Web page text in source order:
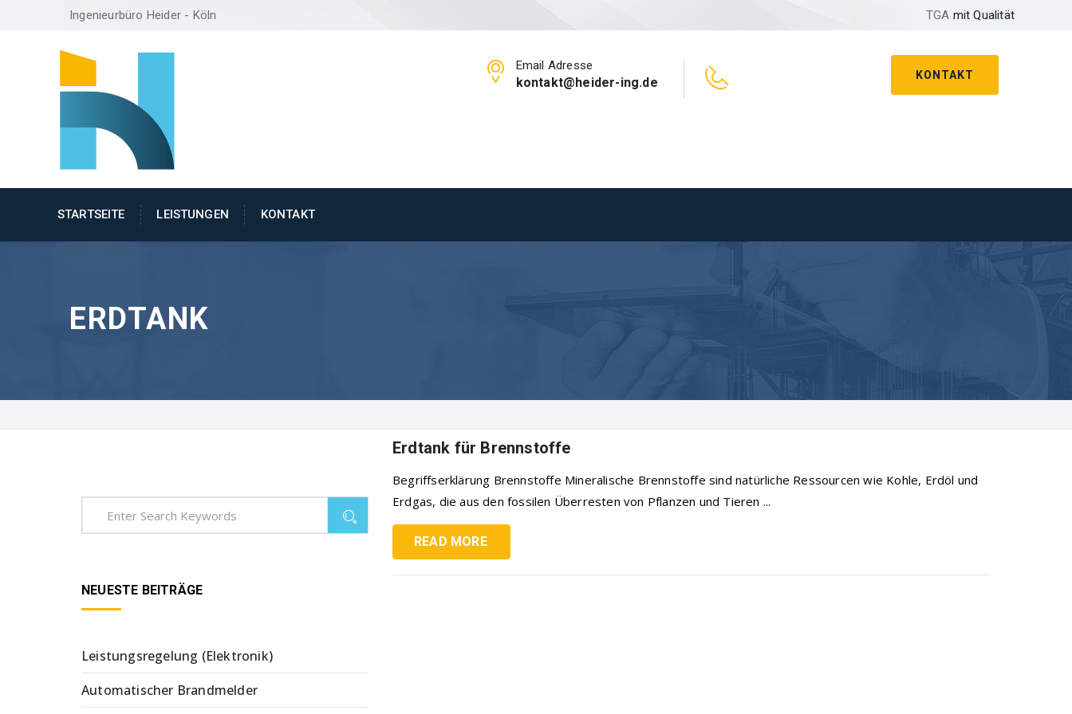
Ingenieurbüro Heider - Köln TGA mit Qualität
KONTAKT
Email Adresse
kontakt@heider-ing.de
STARTSEITE LEISTUNGEN KONTAKT
ERDTANK
Erdtank für Brennstoffe
Begriffserklärung Brennstoffe Mineralische Brennstoffe sind natürliche Ressourcen wie Kohle, Erdöl und
Erdgas, die aus den fossilen Überresten von Pflanzen und Tieren ...
READ MORE
NEUESTE BEITRÄGE
Leistungsregelung (Elektronik)
Automatischer Brandmelder